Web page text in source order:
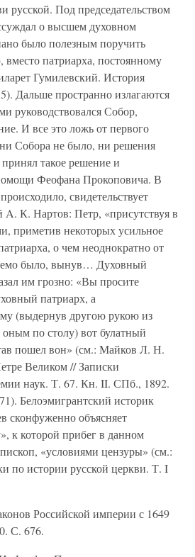
русской. Под председательством
о высшем духовном
было полезным поручить
вместо патриарха, постоянному
Гумилевский. История
Дальше пространно излагаются
руководствовался Собор,
И все это ложь от первого
Собора не было, ни решения
такое решение и
Феофана Прокоповича. В
свидетельствует
К. Нартов: Петр, «присутствуя в
приметив некоторых усильное
о чем неоднократно от
было, вынув… Духовный
им грозно: «Вы просите
патриарх, а
(выдернув другою рукою из
по столу) вот булатный
пошел вон» (см.: Майков Л. Н.
Великом // Записки
наук. Т. 67. Кн. II. СПб., 1892.
Белоэмигрантский историк
сконфуженно объясняет
к которой прибег в данном
«условиями цензуры» (см.:
по истории русской церкви. Т. I
Российской империи с 1649
С. 676.